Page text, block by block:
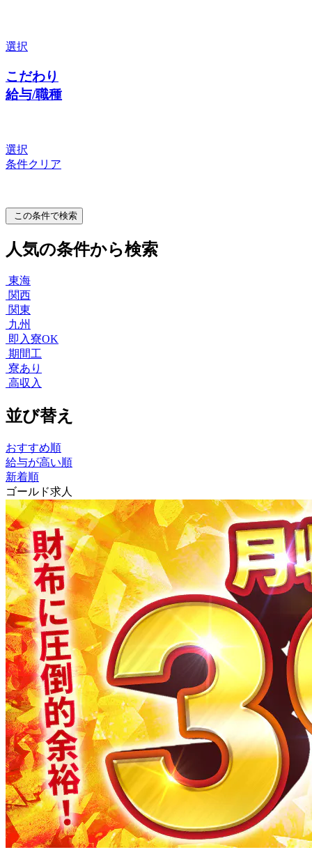
選択
こだわり
給与/職種
選択
条件クリア
この条件で検索
人気の条件から検索
東海
関西
関東
九州
即入寮OK
期間工
寮あり
高収入
並び替え
おすすめ順
給与が高い順
新着順
ゴールド求人